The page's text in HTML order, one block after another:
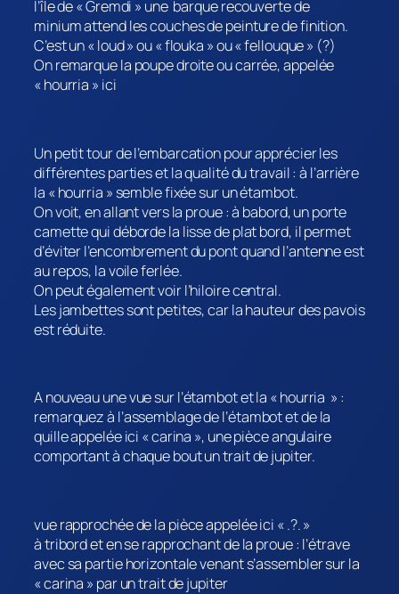
l’île de « Gremdi » une barque recouverte de
minium attend les couches de peinture de finition.
C’est un « loud » ou « flouka » ou « fellouque » (?)
On remarque la poupe droite ou carrée, appelée
« hourria » ici
Un petit tour de l’embarcation pour apprécier les
différentes parties et la qualité du travail : à l’arrière
la « hourria » semble fixée sur un étambot.
On voit, en allant vers la proue : à babord, un porte
camette qui déborde la lisse de plat bord, il permet
d’éviter l’encombrement du pont quand l’antenne est
au repos, la voile ferlée.
On peut également voir l’hiloire central.
Les jambettes sont petites, car la hauteur des pavois
est réduite.
A nouveau une vue sur l’étambot et la « hourria » :
remarquez à l’assemblage de l’étambot et de la
quille appelée ici « carina », une pièce angulaire
comportant à chaque bout un trait de jupiter.
vue rapprochée de la pièce appelée ici « .?. »
à tribord et en se rapprochant de la proue : l’étrave
avec sa partie horizontale venant s’assembler sur la
« carina » par un trait de jupiter